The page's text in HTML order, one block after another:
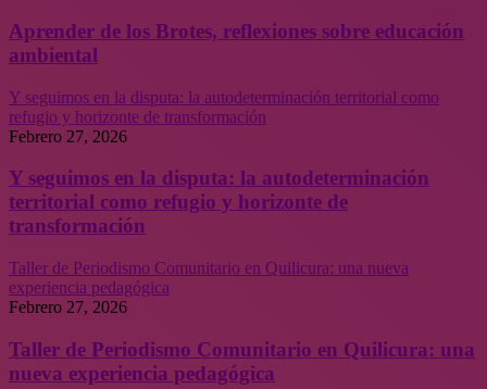
Aprender de los Brotes, reflexiones sobre educación
ambiental
Y seguimos en la disputa: la autodeterminación territorial como
refugio y horizonte de transformación
Febrero 27, 2026
Y seguimos en la disputa: la autodeterminación
territorial como refugio y horizonte de
transformación
Taller de Periodismo Comunitario en Quilicura: una nueva
experiencia pedagógica
Febrero 27, 2026
Taller de Periodismo Comunitario en Quilicura: una
nueva experiencia pedagógica